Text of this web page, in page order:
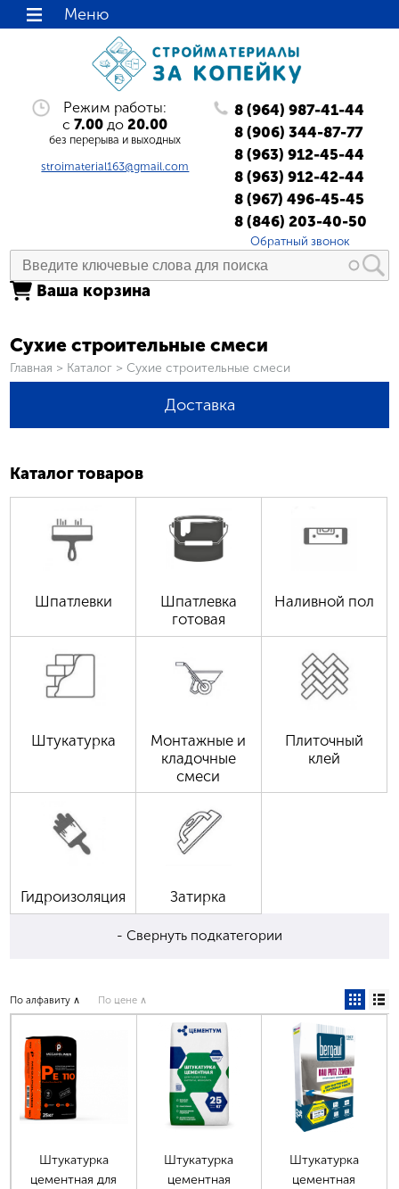
Режим работы:
с7.00 до20.00
без перерыва и выходных
stroimaterial163@gmail.com
8 (964) 987-41-44
8 (906) 344-87-77
8 (963) 912-45-44
8 (963) 912-42-44
8 (967) 496-45-45
8 (846) 203-40-50
Обратный звонок
Ваша корзина
Меню
Сухие строительные смеси
Вы здесь
Главная > Каталог > Сухие строительные смеси
Доставка
Каталог товаров
Шпатлевки
Шпатлевка
готовая
Наливной пол
Штукатурка
Монтажные и
кладочные
смеси
Плиточный
клей
Гидроизоляция Затирка
- Свернуть подкатегории
По алфавиту ∧ По цене ∧
Штукатурка
цементная для
Штукатурка
цементная
Штукатурка
цементная